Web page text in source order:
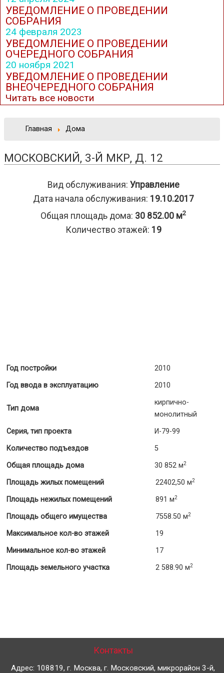
УВЕДОМЛЕНИЕ О ПРОВЕДЕНИИ
СОБРАНИЯ
24 февраля 2023
УВЕДОМЛЕНИЕ О ПРОВЕДЕНИИ
ОЧЕРЕДНОГО СОБРАНИЯ
20 ноября 2021
УВЕДОМЛЕНИЕ О ПРОВЕДЕНИИ
ВНЕОЧЕРЕДНОГО СОБРАНИЯ
Читать все новости
Главная Дома
МОСКОВСКИЙ, 3-Й МКР, Д. 12
Вид обслуживания: Управление
Дата начала обслуживания: 19.10.2017
Общая площадь дома: 30 852.00 м2
Количество этажей: 19
Год постройки
2010
Год ввода в эксплуатацию
2010
Тип дома
кирпично-
монолитный
Серия, тип проекта
И-79-99
Количество подъездов
5
Общая площадь дома
30 852 м2
Площадь жилых помещений 22402,50 м2
Площадь нежилых помещений 891 м2
Площадь общего имущества 7558.50 м2
Максимальное кол-во этажей
19
Минимальное кол-во этажей
17
Площадь земельного участка
2 588.90 м2
Контакты
Адрес: 108819, г. Москва, г. Московский, микрорайон 3-й,